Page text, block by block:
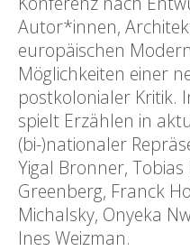
Autor*innen,
europäischen
Möglichkeiten einer
postkolonialer Kritik.
spielt Erzählen in
(bi-)nationaler
Yigal Bronner,
Greenberg, Franck
Michalsky, Onyeka
Ines Weizman.